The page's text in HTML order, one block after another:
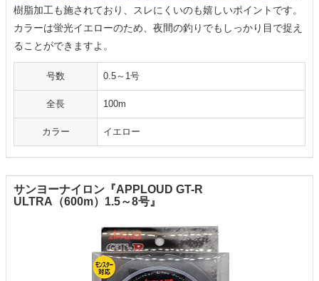
樹脂加工も施されており、スレにくいのも嬉しいポイントです。
カラーは蛍光イエローのため、夜間の釣りでもしっかり目で捉え
ることができますよ。
号数 0.5～1号
全長 100m
カラー イエロー
サンヨーナイロン『APPLOUD GT-R
ULTRA（600m）1.5～8号』